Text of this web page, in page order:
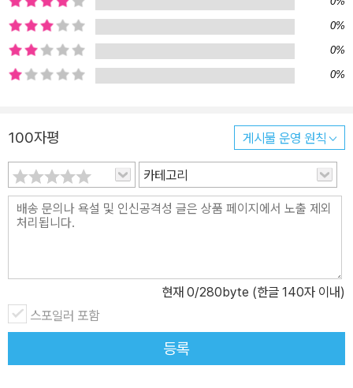
편과 함께하는 ‘골반 마사지’ 영상은 50만 뷰를 돌파하며 입소문을
타고 있다. 저자의 자전적인 경험과 전문가로서의 치료 노하우가 담
긴 이 책은 산후 더 건강하고 아름다운 몸을 원하는 산모라면 꼭 한번
읽어봐야 할 책이다. 출산 직후는 인생 최고의 다이어트 황금기! 이 시
다이어트 기회’라고 말한다. 결혼 전 혹은 출산 전에 늘 다이어트에 실
패했던 사람도 출산 직후에는 다이어트에 성공할 확률이 아주 높아진
다는 것이다. 우리 몸이 다이어트에 최적화된 몸이 되기 때문이다. 임
신을 하면 전신의 근육과 인대를 늘리는 우리 몸에서는 ‘릴랙신 호르
몬’이 분비되기 시작한다. 배와 골반이 커지고 자궁 경부가 열려야 원
걸쳐 서서히 제자리를 찾아가는데, 그 과정에서 회복되기 위해 우리
몸에서는 엄청난 일들이 일어난다. 칼로리 소모량이 많아지고 대사
기능이 활발해지며 모든 상피세포와 점막세포들이 다시 재생된다. 또
늘어난 인대와 근육은 탄력을 되찾고 골격은 정상적인 위치로 복구된
0%
0%
0%
100자평 게시물 운영 원칙
카테고리
현재 0/280byte (한글 140자 이내)
스포일러 포함
등록